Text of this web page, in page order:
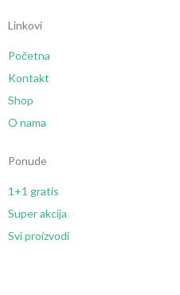
Linkovi
Početna
Kontakt
Shop
O nama
Ponude
1+1 gratis
Super akcija
Svi proizvodi